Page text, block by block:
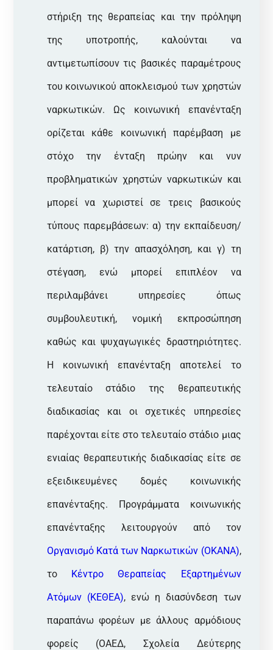
στήριξη της θεραπείας και την πρόληψη
της υποτροπής, καλούνται να
αντιμετωπίσουν τις βασικές παραμέτρους
του κοινωνικού αποκλεισμού των χρηστών
ναρκωτικών. Ως κοινωνική επανένταξη
ορίζεται κάθε κοινωνική παρέμβαση με
στόχο την ένταξη πρώην και νυν
προβληματικών χρηστών ναρκωτικών και
μπορεί να χωριστεί σε τρεις βασικούς
τύπους παρεμβάσεων: α) την εκπαίδευση/
κατάρτιση, β) την απασχόληση, και γ) τη
στέγαση, ενώ μπορεί επιπλέον να
περιλαμβάνει υπηρεσίες όπως
συμβουλευτική, νομική εκπροσώπηση
καθώς και ψυχαγωγικές δραστηριότητες.
Η κοινωνική επανένταξη αποτελεί το
τελευταίο στάδιο της θεραπευτικής
διαδικασίας και οι σχετικές υπηρεσίες
παρέχονται είτε στο τελευταίο στάδιο μιας
ενιαίας θεραπευτικής διαδικασίας είτε σε
εξειδικευμένες δομές κοινωνικής
επανένταξης. Προγράμματα κοινωνικής
επανένταξης λειτουργούν από τον
Οργανισμό Κατά των Ναρκωτικών (ΟΚΑΝΑ),
το Κέντρο Θεραπείας Εξαρτημένων
Ατόμων (ΚΕΘΕΑ), ενώ η διασύνδεση των
παραπάνω φορέων με άλλους αρμόδιους
φορείς (ΟΑΕΔ, Σχολεία Δεύτερης